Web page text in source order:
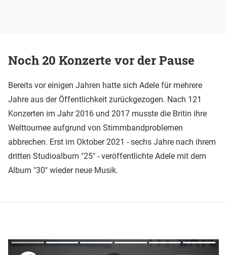
Noch 20 Konzerte vor der Pause
Bereits vor einigen Jahren hatte sich Adele für mehrere
Jahre aus der Öffentlichkeit zurückgezogen. Nach 121
Konzerten im Jahr 2016 und 2017 musste die Britin ihre
Welttournee aufgrund von Stimmbandproblemen
abbrechen. Erst im Oktober 2021 - sechs Jahre nach ihrem
dritten Studioalbum "25" - veröffentlichte Adele mit dem
Album "30" wieder neue Musik.